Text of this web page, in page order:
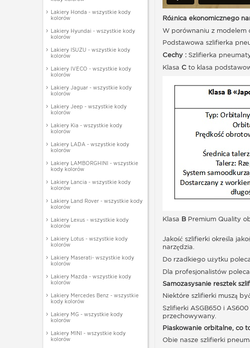
Lakiery Honda - wszystkie kody
kolorów
Lakiery Hyundai - wszystkie kody
kolorów
Lakiery ISUZU - wszystkie kody
kolorów
Lakiery IVECO - wszystkie kody
kolorów
Lakiery Jaguar - wszystkie kody
kolorów
Lakiery Jeep - wszystkie kody
kolorów
Lakiery Kia - wszystkie kody
kolorów
Lakiery LADA - wszystkie kody
kolorów
Lakiery LAMBORGHINI - wszystkie
kody kolorów
Lakiery Lancia - wszystkie kody
kolorów
Lakiery Land Rover - wszystkie kody
kolorów
Lakiery Lexus - wszystkie kody
kolorów
Lakiery Lotus - wszystkie kody
kolorów
Lakiery Maserati- wszystkie kody
kolorów
Lakiery Mazda - wszystkie kody
kolorów
Lakiery Mercedes Benz - wszystkie
kody kolorów
Lakiery MG - wszystkie kody
kolorów
Lakiery MINI - wszystkie kody
kolorów
Różnica ekonomicznego
W porównaniu z modelem
Podstawowa szlifierka
Cechy : Szlifierka
Klasa C to klasa
Klasa B Premium Quality
Jakość szlifierki określa
narzędzia.
Do rzadkiego użytku
Dla profesjonalistów
Samozasysanie resztek
Niektóre szlifierki muszą
Szlifierki ASGB650 i
przechowywany.
Piaskowanie orbitalne, co
Obie nasze szlifierki